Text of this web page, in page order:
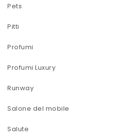
Pets
Pitti
Profumi
Profumi Luxury
Runway
Salone del mobile
Salute